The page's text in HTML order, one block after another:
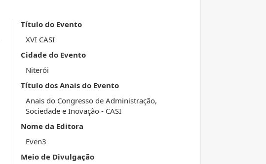
Título do Evento
XVI CASI
Cidade do Evento
Niterói
Título dos Anais do Evento
Anais do Congresso de Administração,
Sociedade e Inovação - CASI
Nome da Editora
Even3
Meio de Divulgação